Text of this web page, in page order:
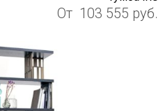
От 103 555 руб.